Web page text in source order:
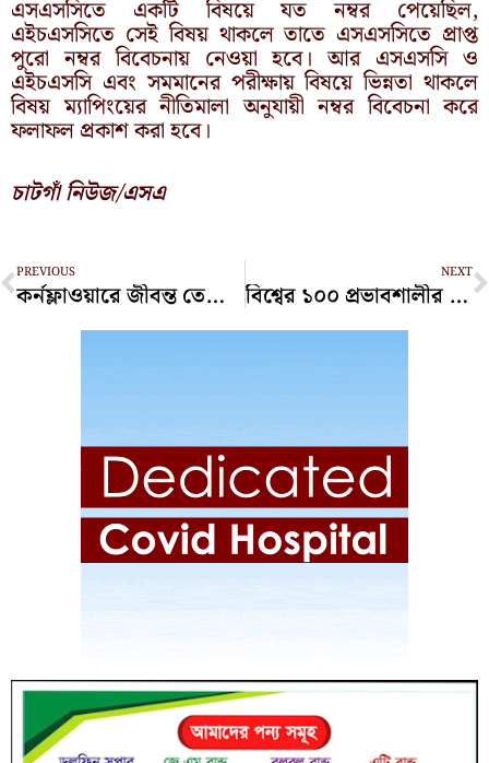
এসএসসিতে একটি বিষয়ে যত নম্বর পেয়েছিল,
এইচএসসিতে সেই বিষয় থাকলে তাতে এসএসসিতে প্রাপ্ত
পুরো নম্বর বিবেচনায় নেওয়া হবে। আর এসএসসি ও
এইচএসসি এবং সমমানের পরীক্ষায় বিষয়ে ভিন্নতা থাকলে
বিষয় ম্যাপিংয়ের নীতিমালা অনুযায়ী নম্বর বিবেচনা করে
ফলাফল প্রকাশ করা হবে।
চাটগাঁ নিউজ/এসএ
Prev
PREVIOUS
কর্নফ্লাওয়ারে জীবন্ত তেলাপোকা, ৪ ফাস্ট ফুড দোকানীকে জরিমানা
NEXT
বিশ্বের ১০০ প্রভাবশালীর তালিকায় নাহিদ ইসলাম